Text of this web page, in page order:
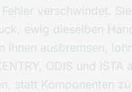
verschwindet.
ewig dieselben
Ihnen ausbremsen,
ODIS und ISTA
statt Komponenten